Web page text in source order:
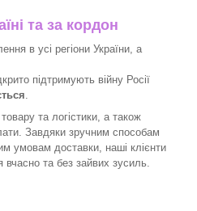
та за кордон
в усі регіони України, а
підтримують війну Росії
та логістики, а також
Завдяки зручним способам
умовам доставки, наші клієнти
та без зайвих зусиль.